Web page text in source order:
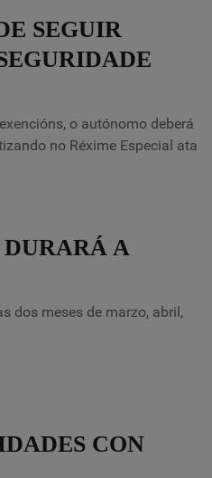
SEGUIR
o autónomo deberá
no Réxime Especial ata
A
dos meses de marzo, abril,
CON